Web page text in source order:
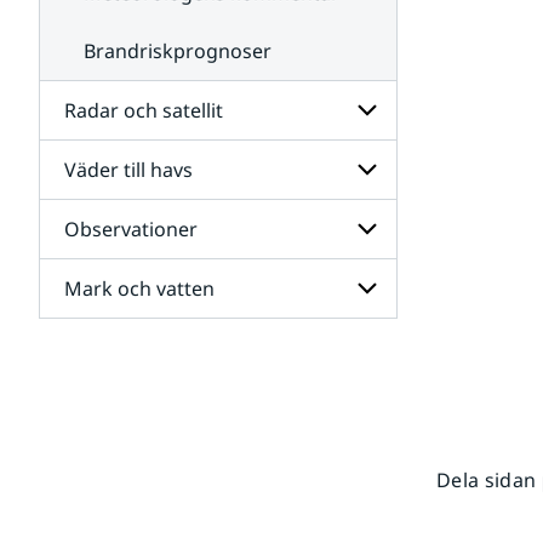
Brandriskprognoser
Radar och satellit
Undersidor
för
Radar
och
satellit
Väder till havs
Undersidor
för
Väder
till
havs
Observationer
Undersidor
för
Mark och vatten
Dela sidan